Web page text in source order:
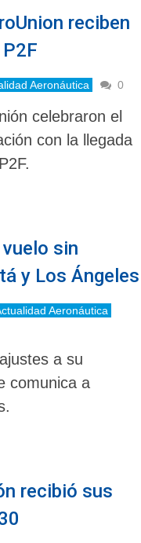
reciben
Aeronáutica 0
celebraron el
con la llegada
sin
y Los Ángeles
Aeronáutica
a su
comunica a
recibió sus